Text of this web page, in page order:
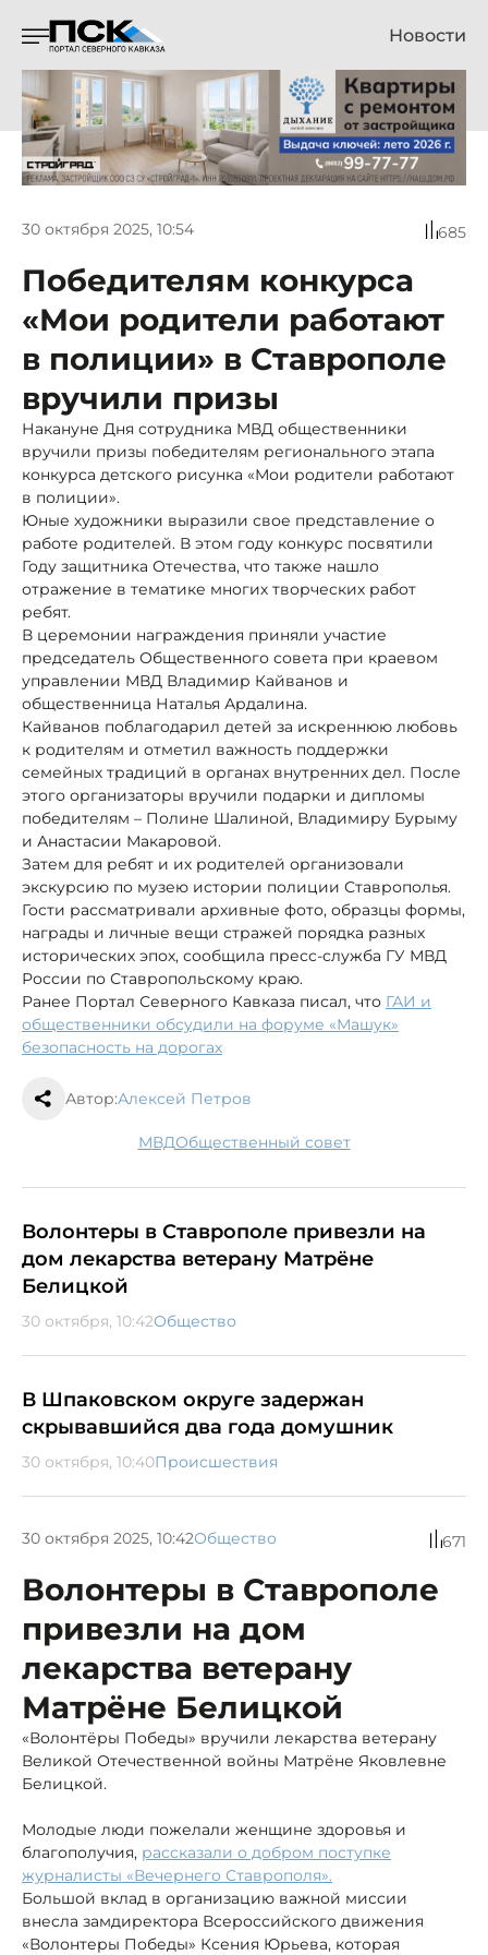
Новости
30 октября 2025, 10:54 685
Победителям конкурса
«Мои родители работают
в полиции» в Ставрополе
вручили призы
Накануне Дня сотрудника МВД общественники
вручили призы победителям регионального этапа
конкурса детского рисунка «Мои родители работают
в полиции».
Юные художники выразили свое представление о
работе родителей. В этом году конкурс посвятили
Году защитника Отечества, что также нашло
отражение в тематике многих творческих работ
ребят.
В церемонии награждения приняли участие
председатель Общественного совета при краевом
управлении МВД Владимир Кайванов и
общественница Наталья Ардалина.
Кайванов поблагодарил детей за искреннюю любовь
к родителям и отметил важность поддержки
семейных традиций в органах внутренних дел. После
этого организаторы вручили подарки и дипломы
победителям – Полине Шалиной, Владимиру Бурыму
и Анастасии Макаровой.
Затем для ребят и их родителей организовали
экскурсию по музею истории полиции Ставрополья.
Гости рассматривали архивные фото, образцы формы,
награды и личные вещи стражей порядка разных
исторических эпох, сообщила пресс-служба ГУ МВД
России по Ставропольскому краю.
Ранее Портал Северного Кавказа писал, что ГАИ и
общественники обсудили на форуме «Машук»
безопасность на дорогах
Автор:Алексей Петров
МВД Общественный совет
Волонтеры в Ставрополе привезли на
дом лекарства ветерану Матрёне
Белицкой
30 октября, 10:42Общество
В Шпаковском округе задержан
скрывавшийся два года домушник
30 октября, 10:40Происшествия
30 октября 2025, 10:42Общество 671
Волонтеры в Ставрополе
привезли на дом
лекарства ветерану
Матрёне Белицкой
«Волонтёры Победы» вручили лекарства ветерану
Великой Отечественной войны Матрёне Яковлевне
Белицкой.
Молодые люди пожелали женщине здоровья и
благополучия, рассказали о добром поступке
журналисты «Вечернего Ставрополя».
Большой вклад в организацию важной миссии
внесла замдиректора Всероссийского движения
«Волонтеры Победы» Ксения Юрьева, которая